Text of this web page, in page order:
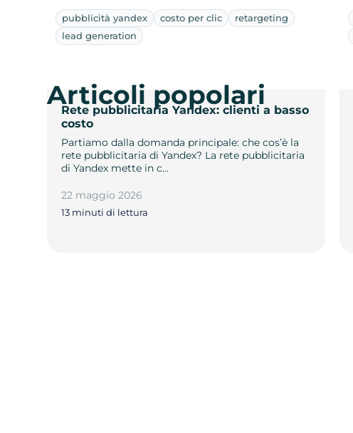
pubblicità yandex costo per clic
retargeting
lead generation
Rete pubblicitaria Yandex: clienti a basso
costo
Partiamo dalla domanda principale: che cos’è la
rete pubblicitaria di Yandex? La rete pubblicitaria
di Yandex mette in c…
22 maggio 2026
13 minuti di lettura
Articoli popolari